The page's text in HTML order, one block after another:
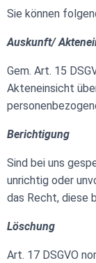
Sie können
Auskunft/
Gem. Art. 15
Akteneinsicht
Berichtigung
Sind bei uns
unrichtig oder
das Recht, diese
Löschung
Art. 17 DSGVO